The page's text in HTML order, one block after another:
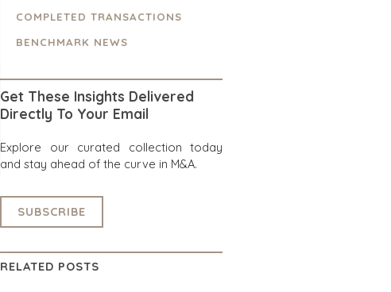
COMPLETED TRANSACTIONS
BENCHMARK NEWS
Get These Insights Delivered
Directly To Your Email
Explore our curated collection today
and stay ahead of the curve in M&A.
SUBSCRIBE
RELATED POSTS